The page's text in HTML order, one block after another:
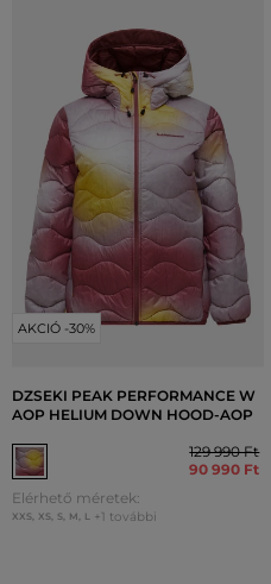
AKCIÓ -30%
DZSEKI PEAK PERFORMANCE W
AOP HELIUM DOWN HOOD-AOP
129 990 Ft
90 990 Ft
Elérhető méretek:
XXS, XS, S, M, L +1 további